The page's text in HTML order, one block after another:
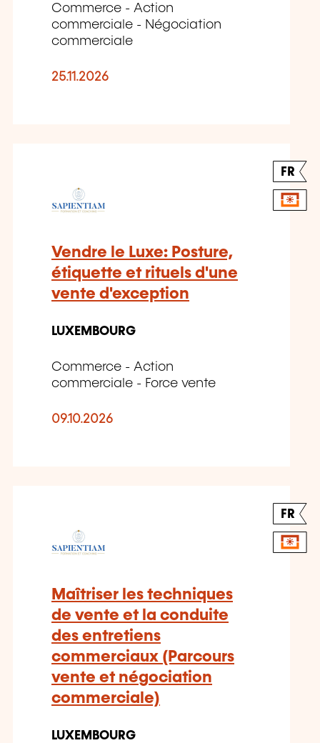
Commerce - Action
commerciale - Négociation
commerciale
25.11.2026
FR
Vendre le Luxe: Posture,
étiquette et rituels d'une
vente d'exception
LUXEMBOURG
Commerce - Action
commerciale - Force vente
09.10.2026
FR
Maîtriser les techniques
de vente et la conduite
des entretiens
commerciaux (Parcours
vente et négociation
commerciale)
LUXEMBOURG